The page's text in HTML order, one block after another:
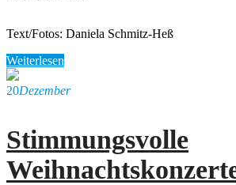
Text/Fotos: Daniela Schmitz-Heß
Weiterlesen
20Dezember
Stimmungsvolle